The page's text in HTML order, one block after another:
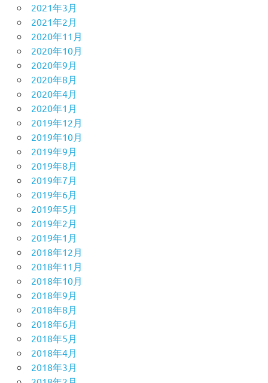
2021年3月
2021年2月
2020年11月
2020年10月
2020年9月
2020年8月
2020年4月
2020年1月
2019年12月
2019年10月
2019年9月
2019年8月
2019年7月
2019年6月
2019年5月
2019年2月
2019年1月
2018年12月
2018年11月
2018年10月
2018年9月
2018年8月
2018年6月
2018年5月
2018年4月
2018年3月